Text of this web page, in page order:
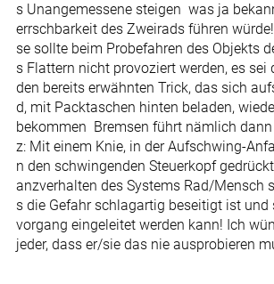
s Unangemessene steigen  was ja
errschbarkeit des Zweirads führen
se sollte beim Probefahren des Objekts
s Flattern nicht provoziert werden, es sei
den bereits erwähnten Trick, das sich
d, mit Packtaschen hinten beladen,
bekommen  Bremsen führt nämlich
z: Mit einem Knie, in der Aufschwing-
n den schwingenden Steuerkopf
anzverhalten des Systems Rad/Mensch
s die Gefahr schlagartig beseitigt ist und
vorgang eingeleitet werden kann! Ich
jeder, dass er/sie das nie ausprobieren